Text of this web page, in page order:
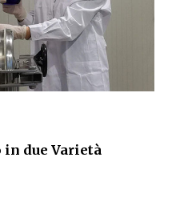
due Varietà